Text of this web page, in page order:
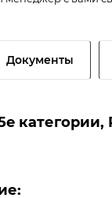
Документы
категории,